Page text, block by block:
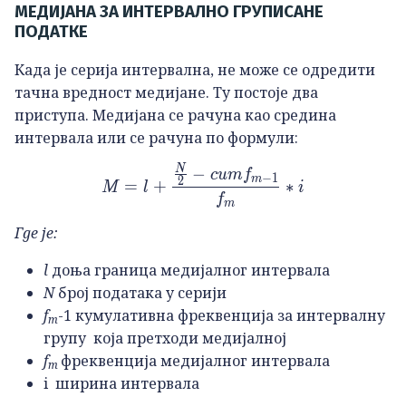
МЕДИЈАНА ЗА ИНТЕРВАЛНО ГРУПИСАНЕ
ПОДАТКЕ
Када је серија интервална, не може се одредити
тачна вредност медијане. Ту постоје два
приступа. Медијана се рачуна као средина
интервала или се рачуна по формули:
M=l+\frac{\frac{N}{2}-
M = l +
fm
2
N − cum fm−1 ∗ i
Где је:
l доња граница медијалног интервала
Nброј података у серији
fm-1 кумулативна фреквенција за интервалну
групу која претходи медијалној
fm фреквенција медијалног интервала
i ширина интервала